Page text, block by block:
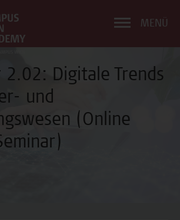
MENÜ
2.02: Digitale Trends
und
(Online